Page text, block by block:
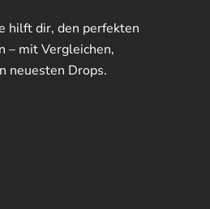
hilft dir, den perfekten
– mit Vergleichen,
neuesten Drops.